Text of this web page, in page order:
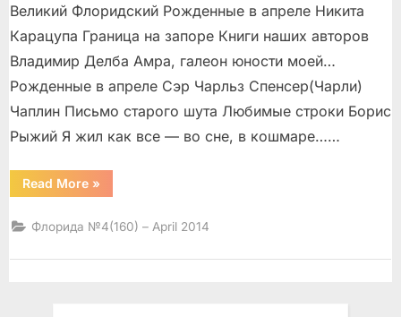
Великий Флоридский Рожденные в апреле Никита
Карацупа Граница на запоре Книги наших авторов
Владимир Делба Амра, галеон юности моей…
Рожденные в апреле Сэр Чарльз Спенсер(Чарли)
Чаплин Письмо старого шута Любимые строки Борис
Рыжий Я жил как все — во сне, в кошмаре……
Read More“”
»
Флорида №4(160) – April 2014